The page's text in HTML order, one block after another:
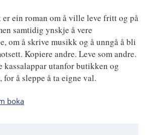
er ein roman om å ville leve fritt og på
samtidig ynskje å vere
om å skrive musikk og å unngå å bli
Kopiere andre. Leve som andre.
kassalappar utanfor butikken og
for å sleppe å ta eigne val.
boka